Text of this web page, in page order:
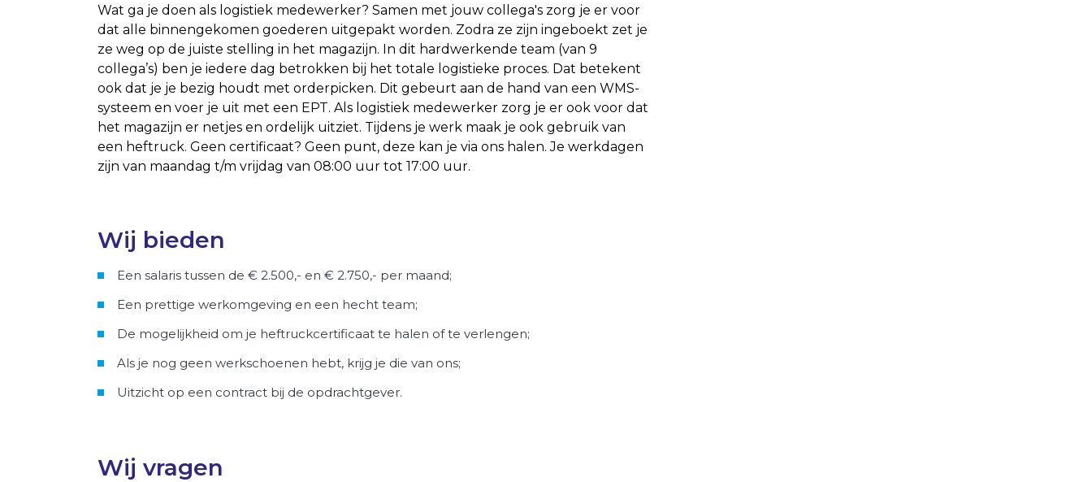
Wat ga je doen als logistiek medewerker? Samen met jouw collega's zorg je er voor
dat alle binnengekomen goederen uitgepakt worden. Zodra ze zijn ingeboekt zet je
ze weg op de juiste stelling in het magazijn. In dit hardwerkende team (van 9
collega’s) ben je iedere dag betrokken bij het totale logistieke proces. Dat betekent
ook dat je je bezig houdt met orderpicken. Dit gebeurt aan de hand van een WMS-
systeem en voer je uit met een EPT. Als logistiek medewerker zorg je er ook voor dat
het magazijn er netjes en ordelijk uitziet. Tijdens je werk maak je ook gebruik van
een heftruck. Geen certificaat? Geen punt, deze kan je via ons halen. Je werkdagen
zijn van maandag t/m vrijdag van 08:00 uur tot 17:00 uur.
Wij bieden
Een salaris tussen de € 2.500,- en € 2.750,- per maand;
Een prettige werkomgeving en een hecht team;
De mogelijkheid om je heftruckcertificaat te halen of te verlengen;
Als je nog geen werkschoenen hebt, krijg je die van ons;
Uitzicht op een contract bij de opdrachtgever.
Wij vragen